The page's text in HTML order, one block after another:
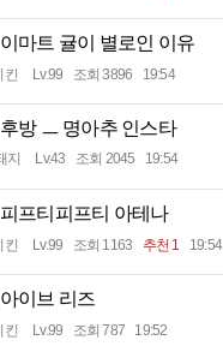
이마트 귤이 별로인 이유
킨 Lv.99 조회 3896 19:54
후방 ㅡ 명아추 인스타
지 Lv.43 조회 2045 19:54
피프티피프티 아테나
킨 Lv.99 조회 1163 추천 1 19:54
아이브 리즈
킨 Lv.99 조회 787 19:52